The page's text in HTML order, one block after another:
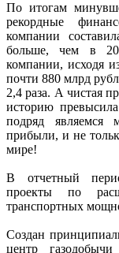
По итогам
рекордные
компании
больше, чем в
компании, исходя
почти 880 млрд
2,4 раза. А чистая
историю
подряд являемся
прибыли, и не
мире!
В отчетный
проекты по
транспортных
Создан
центр